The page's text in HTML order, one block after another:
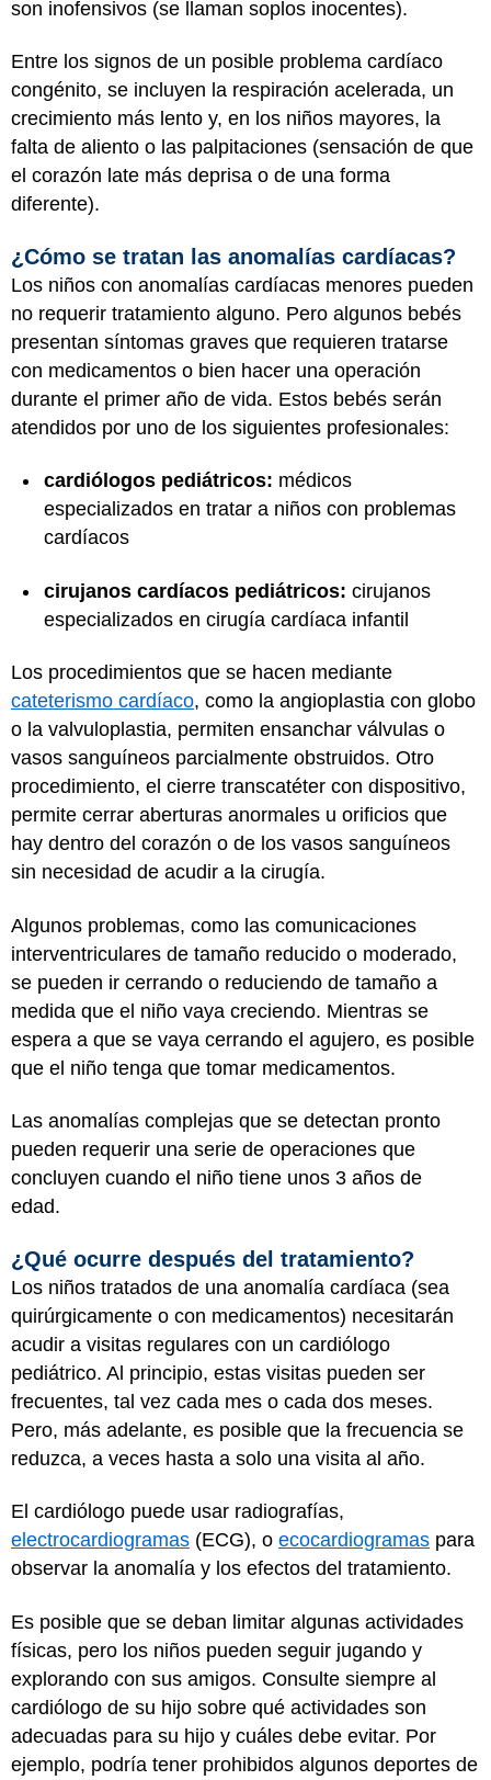
son inofensivos (se llaman soplos inocentes).
Entre los signos de un posible problema cardíaco
congénito, se incluyen la respiración acelerada, un
crecimiento más lento y, en los niños mayores, la
falta de aliento o las palpitaciones (sensación de que
el corazón late más deprisa o de una forma
diferente).
¿Cómo se tratan las anomalías cardíacas?
Los niños con anomalías cardíacas menores pueden
no requerir tratamiento alguno. Pero algunos bebés
presentan síntomas graves que requieren tratarse
con medicamentos o bien hacer una operación
durante el primer año de vida. Estos bebés serán
atendidos por uno de los siguientes profesionales:
cardiólogos pediátricos: médicos
especializados en tratar a niños con problemas
cardíacos
cirujanos cardíacos pediátricos: cirujanos
especializados en cirugía cardíaca infantil
Los procedimientos que se hacen mediante
cateterismo cardíaco, como la angioplastia con globo
o la valvuloplastia, permiten ensanchar válvulas o
vasos sanguíneos parcialmente obstruidos. Otro
procedimiento, el cierre transcatéter con dispositivo,
permite cerrar aberturas anormales u orificios que
hay dentro del corazón o de los vasos sanguíneos
sin necesidad de acudir a la cirugía.
Algunos problemas, como las comunicaciones
interventriculares de tamaño reducido o moderado,
se pueden ir cerrando o reduciendo de tamaño a
medida que el niño vaya creciendo. Mientras se
espera a que se vaya cerrando el agujero, es posible
que el niño tenga que tomar medicamentos.
Las anomalías complejas que se detectan pronto
pueden requerir una serie de operaciones que
concluyen cuando el niño tiene unos 3 años de
edad.
¿Qué ocurre después del tratamiento?
Los niños tratados de una anomalía cardíaca (sea
quirúrgicamente o con medicamentos) necesitarán
acudir a visitas regulares con un cardiólogo
pediátrico. Al principio, estas visitas pueden ser
frecuentes, tal vez cada mes o cada dos meses.
Pero, más adelante, es posible que la frecuencia se
reduzca, a veces hasta a solo una visita al año.
El cardiólogo puede usar radiografías,
electrocardiogramas (ECG), o ecocardiogramas para
observar la anomalía y los efectos del tratamiento.
Es posible que se deban limitar algunas actividades
físicas, pero los niños pueden seguir jugando y
explorando con sus amigos. Consulte siempre al
cardiólogo de su hijo sobre qué actividades son
adecuadas para su hijo y cuáles debe evitar. Por
ejemplo, podría tener prohibidos algunos deportes de